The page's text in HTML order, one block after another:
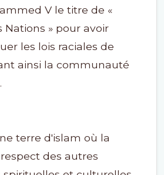
V le titre de «
Nations » pour avoir
les lois raciales de
ainsi la communauté
terre d'islam où la
des autres